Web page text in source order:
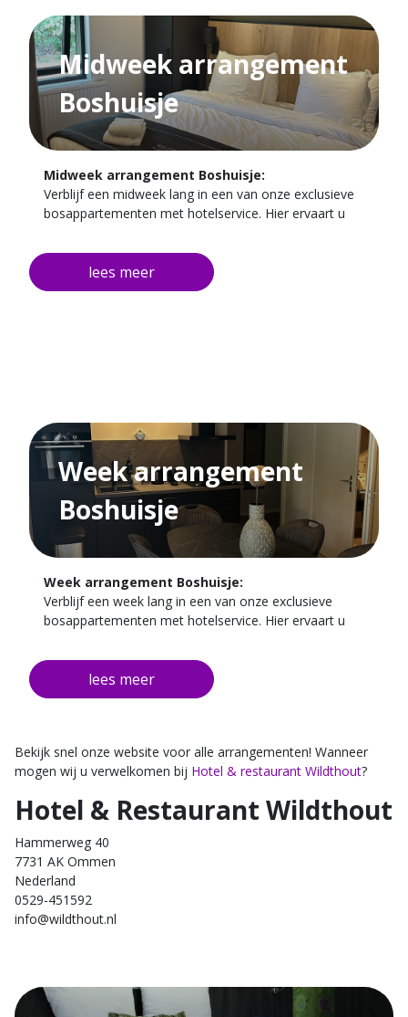
Midweek arrangement
Boshuisje
Midweek arrangement Boshuisje:
Verblijf een midweek lang in een van onze exclusieve
bosappartementen met hotelservice. Hier ervaart u
comfort, met alle gemakken van ons hotel binnen
handbereik.Geniet van een heerlijke maaltijd in ons
restaurant, ontspan op ons zonnige terras in de tuin,
Week arrangement
Boshuisje
Week arrangement Boshuisje:
Verblijf een week lang in een van onze exclusieve
bosappartementen met hotelservice. Hier ervaart u
comfort, met alle gemakken van ons hotel binnen
handbereik.Geniet van een heerlijke maaltijd in ons
restaurant, ontspan op ons zonnige terras in de tuin,
u altijd dicht bij het hoofdgebouw, het restaurant en
de parkeerplaats – maximaal 100 meter lopen.
Bekijk snel onze website voor alle arrangementen! Wanneer
mogen wij u verwelkomen bij Hotel & restaurant Wildthout?
Hotel & Restaurant Wildthout
Hammerweg 40
7731 AK Ommen
Nederland
0529-451592
info@wildthout.nl